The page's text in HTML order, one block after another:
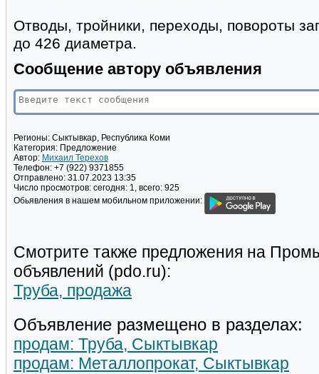
Отводы, тройники, переходы, повороты
до 426 диаметра.
Сообщение автору объявления
Регионы: Сыктывкар, Республика Коми
Категория: Предложение
Автор: Михаил Терехов
Телефон: +7 (922) 9371855
Отправлено: 31.07.2023 13:35
Число просмотров: сегодня: 1, всего: 925
Обьявления в нашем мобильном приложении:
Смотрите также предложения на
объявлений (pdo.ru):
Труба, продажа
Объявление размещено в разделах:
продам: Труба, Сыктывкар
продам: Металлопрокат, Сыктывкар